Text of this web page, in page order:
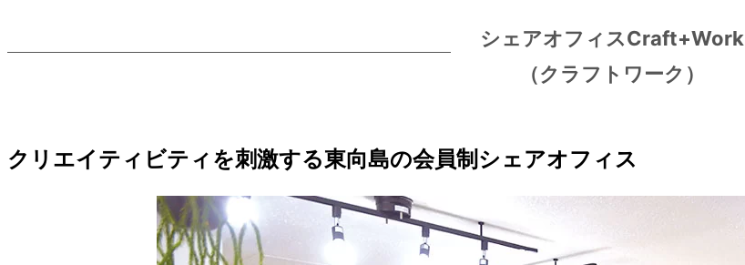
シェアオフィスCraft+Work
（クラフトワーク）
クリエイティビティを刺激する東向島の会員制シェアオフィス